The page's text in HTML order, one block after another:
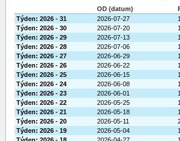
OD (datum)
Týden: 2026 - 31
2026-07-27
Týden: 2026 - 30
2026-07-20
Týden: 2026 - 29
2026-07-13
Týden: 2026 - 28
2026-07-06
Týden: 2026 - 27
2026-06-29
Týden: 2026 - 26
2026-06-22
Týden: 2026 - 25
2026-06-15
Týden: 2026 - 24
2026-06-08
Týden: 2026 - 23
2026-06-01
Týden: 2026 - 22
2026-05-25
Týden: 2026 - 21
2026-05-18
Týden: 2026 - 20
2026-05-11
Týden: 2026 - 19
2026-05-04